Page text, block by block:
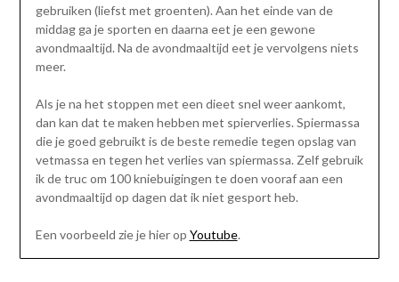
gebruiken (liefst met groenten). Aan het einde van de
middag ga je sporten en daarna eet je een gewone
avondmaaltijd. Na de avondmaaltijd eet je vervolgens niets
meer.
Als je na het stoppen met een dieet snel weer aankomt,
dan kan dat te maken hebben met spierverlies. Spiermassa
die je goed gebruikt is de beste remedie tegen opslag van
vetmassa en tegen het verlies van spiermassa. Zelf gebruik
ik de truc om 100 kniebuigingen te doen vooraf aan een
avondmaaltijd op dagen dat ik niet gesport heb.
Een voorbeeld zie je hier op Youtube.